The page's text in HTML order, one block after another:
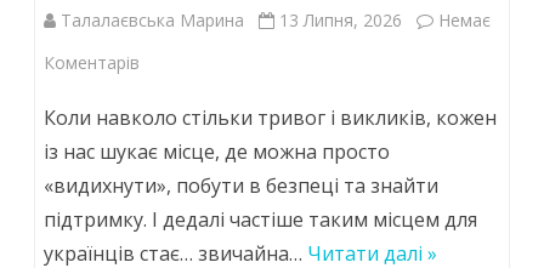
Талалаєвська Марина 13 Липня, 2026
Немає
Коментарів
допомога
поруч
із
Коли навколо стільки тривог і викликів, кожен
із нас шукає місце, де можна просто
«видихнути», побути в безпеці та знайти
підтримку. І дедалі частіше таким місцем для
українців стає… звичайна… Читати далі »